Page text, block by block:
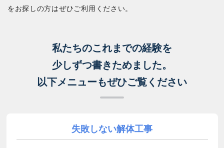
をお探しの方はぜひご利用ください。
私たちのこれまでの経験を
少しずつ書きためました。
以下メニューもぜひご覧ください
失敗しない解体工事